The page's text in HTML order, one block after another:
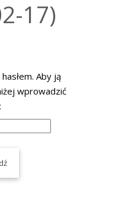
17)
Aby ją
wprowadzić